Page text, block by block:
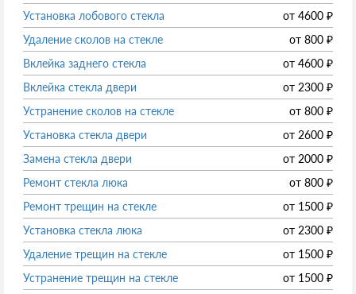
Установка лобового стекла
от 4600 ₽
Удаление сколов на стекле
от 800 ₽
Вклейка заднего стекла
от 4600 ₽
Вклейка стекла двери
от 2300 ₽
Устранение сколов на стекле
от 800 ₽
Установка стекла двери
от 2600 ₽
Замена стекла двери
от 2000 ₽
Ремонт стекла люка
от 800 ₽
Ремонт трещин на стекле
от 1500 ₽
Установка стекла люка
от 2300 ₽
Удаление трещин на стекле
от 1500 ₽
Устранение трещин на стекле
от 1500 ₽